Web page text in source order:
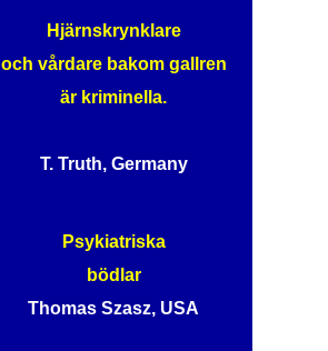
Hjärnskrynklare
och vårdare bakom gallren
är kriminella.
T. Truth, Germany
Psykiatriska
bödlar
Thomas Szasz, USA